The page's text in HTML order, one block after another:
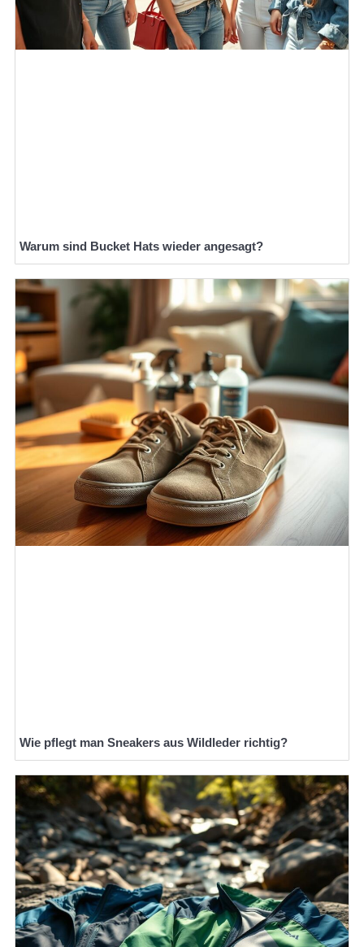
Warum sind Bucket Hats wieder angesagt?
Wie pflegt man Sneakers aus Wildleder richtig?